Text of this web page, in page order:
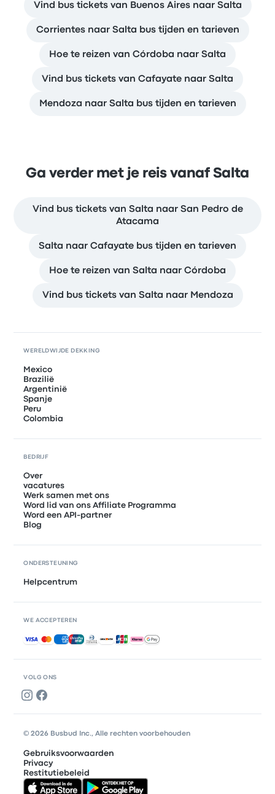
Vind bus tickets van Buenos Aires naar Salta
Corrientes naar Salta bus tijden en tarieven
Hoe te reizen van Córdoba naar Salta
Vind bus tickets van Cafayate naar Salta
Mendoza naar Salta bus tijden en tarieven
Ga verder met je reis vanaf Salta
Vind bus tickets van Salta naar San Pedro de
Atacama
Salta naar Cafayate bus tijden en tarieven
Hoe te reizen van Salta naar Córdoba
Vind bus tickets van Salta naar Mendoza
VOLG ONS
WERELDWIJDE DEKKING
Mexico
Brazilië
Argentinië
Spanje
Peru
Colombia
BEDRIJF
Over
vacatures
Werk samen met ons
Word lid van ons Affiliate Programma
Word een API-partner
Blog
ONDERSTEUNING
Helpcentrum
WE ACCEPTEREN
Geaccepteerde betalingen
© 2026 Busbud Inc., Alle rechten voorbehouden
Gebruiksvoorwaarden
Privacy
Restitutiebeleid